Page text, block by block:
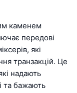
каменем
передові
які
транзакцій. Це
надають
та бажають